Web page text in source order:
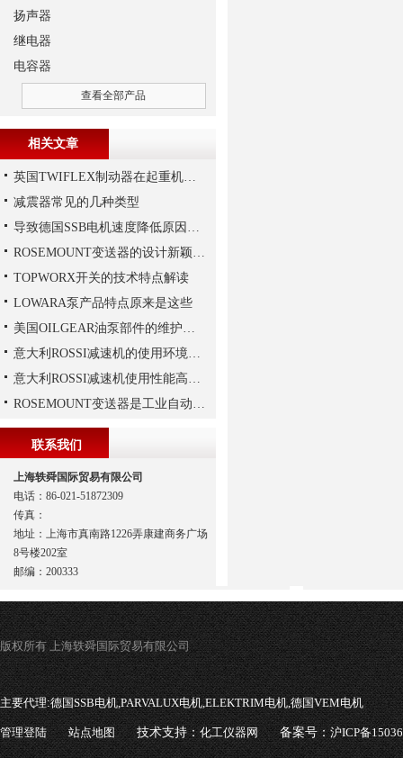
扬声器
继电器
电容器
查看全部产品
相关文章
英国TWIFLEX制动器在起重机作业中出现常见故障的原因
减震器常见的几种类型
导致德国SSB电机速度降低原因有哪些?
ROSEMOUNT变送器的设计新颖性且使用安全性
TOPWORX开关的技术特点解读
LOWARA泵产品特点原来是这些
美国OILGEAR油泵部件的维护和修理
意大利ROSSI减速机的使用环境和保养要求
意大利ROSSI减速机使用性能高、持久，运行平稳
ROSEMOUNT变送器是工业自动化领域中的重要组成部分
联系我们
上海轶舜国际贸易有限公司
电话：86-021-51872309
传真：
地址：上海市真南路1226弄康建商务广场
8号楼202室
邮编：200333
版权所有 上海轶舜国际贸易有限公司
主要代理:德国SSB电机,PARVALUX电机,ELEKTRIM电机,德国VEM电机
管理登陆 站点地图 技术支持：化工仪器网 备案号：沪ICP备